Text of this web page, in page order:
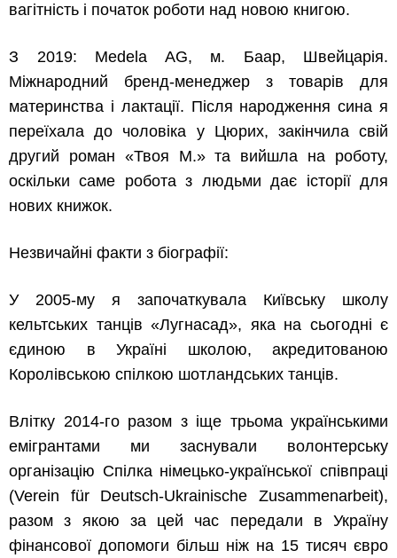
вагітність і початок роботи над новою книгою.
З 2019: Medela AG, м. Баар, Швейцарія.
Міжнародний бренд-менеджер з товарів для
материнства і лактації. Після народження сина я
переїхала до чоловіка у Цюрих, закінчила свій
другий роман «Твоя М.» та вийшла на роботу,
оскільки саме робота з людьми дає історії для
нових книжок.
Незвичайні факти з біографії:
У 2005-му я започаткувала Київську школу
кельтських танців «Лугнасад», яка на сьогодні є
єдиною в Україні школою, акредитованою
Королівською спілкою шотландських танців.
Влітку 2014-го разом з іще трьома українськими
емігрантами ми заснували волонтерську
організацію Спілка німецько-української співпраці
(Verein für Deutsch-Ukrainische Zusammenarbeit),
разом з якою за цей час передали в Україну
фінансової допомоги більш ніж на 15 тисяч євро